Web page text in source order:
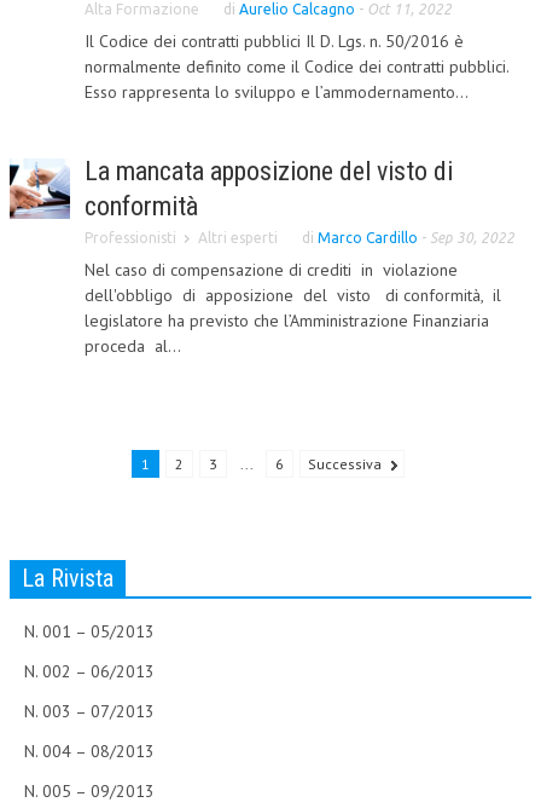
TRIBUTARIA
GIURISPRUDENZA
COSTITUZIONALE
CIVILE
PENALE
CORSI ENTI TERZI
TELEGRAM
MANUALI E MONOGRAFIE
TESI DI LAUREA
MATERIALE DIDATTICO
Alta Formazione di Aurelio Calcagno - Oct 11, 2022
Il Codice dei contratti pubblici Il D. Lgs. n. 50/2016 è
normalmente definito come il Codice dei contratti pubblici.
Esso rappresenta lo sviluppo e l’ammodernamento...
La mancata apposizione del visto di
conformità
Professionisti Altri esperti di Marco Cardillo - Sep 30, 2022
Nel caso di compensazione di crediti in violazione
dell'obbligo di apposizione del visto di conformità, il
legislatore ha previsto che l’Amministrazione Finanziaria
proceda al...
1 2 3 ... 6 Successiva
La Rivista
N. 001 – 05/2013
N. 002 – 06/2013
N. 003 – 07/2013
N. 004 – 08/2013
N. 005 – 09/2013